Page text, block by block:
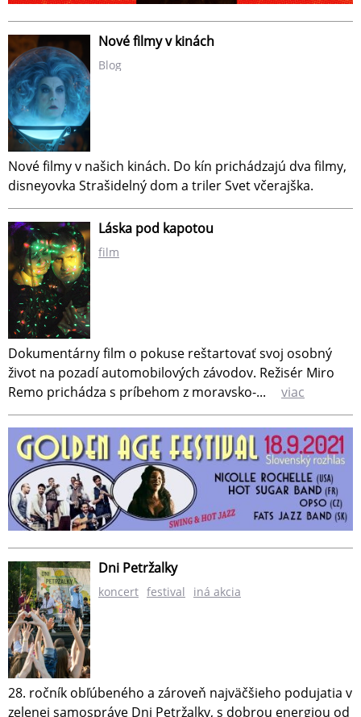
Nové filmy v kinách
Blog
Nové filmy v našich kinách. Do kín prichádzajú dva filmy,
disneyovka Strašidelný dom a triler Svet včerajška.
Láska pod kapotou
film
Dokumentárny film o pokuse reštartovať svoj osobný
život na pozadí automobilových závodov. Režisér Miro
Remo prichádza s príbehom z moravsko-...
viac
Dni Petržalky
koncert festival iná akcia
28. ročník obľúbeného a zároveň najväčšieho podujatia v
zelenej samospráve Dni Petržalky, s dobrou energiou od